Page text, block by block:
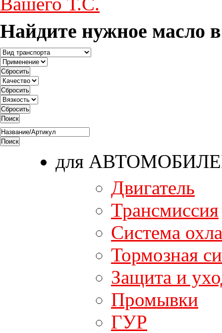
Найдите нужное масло в
для
Двигатель
Трансмиссия
Система
Тормозная
Защита и
Промывки
ГУР